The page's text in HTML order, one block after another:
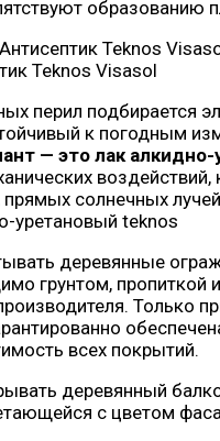
образованию
Teknos Visasol
перил подбирается
к погодным
— это лак
воздействий,
солнечных
деревянные
грунтом, пропиткой
Только
всех покрытий.
деревянный
с цветом